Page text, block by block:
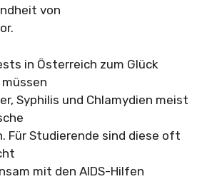
von
in Österreich zum Glück
Syphilis und Chlamydien meist
Für Studierende sind diese oft
mit den AIDS-Hilfen